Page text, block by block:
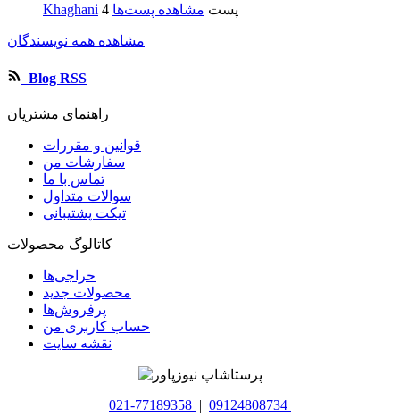
Khaghani 4 پست مشاهده پست‌ها
مشاهده همه نویسندگان
Blog RSS
راهنمای مشتریان
قوانین و مقررات
سفارشات من
تماس با ما
سوالات متداول
تیکت پشتیبانی
کاتالوگ محصولات
حراجی‌ها
محصولات جدید
پرفروش‌ها
حساب کاربری من
نقشه سایت
021-77189358 | 09124808734